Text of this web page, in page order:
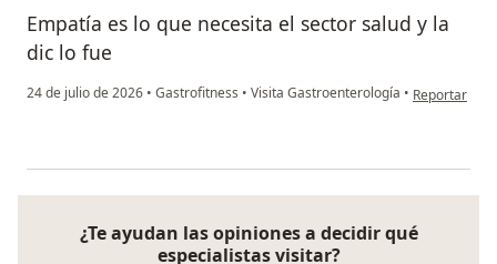
Empatía es lo que necesita el sector salud y la
dic lo fue
24 de julio de 2026 • Gastrofitness • Visita Gastroenterología • en opinión
Reportar
¿Te ayudan las opiniones a decidir qué
especialistas visitar?